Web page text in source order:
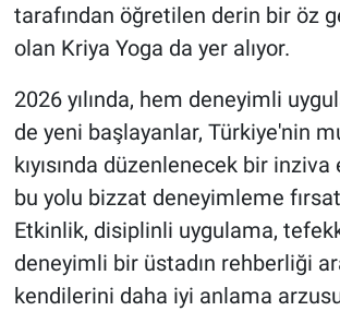
tarafından öğretilen derin bir öz
olan Kriya Yoga da yer alıyor.
2026 yılında, hem deneyimli
de yeni başlayanlar, Türkiye'nin
kıyısında düzenlenecek bir
bu yolu bizzat deneyimleme
Etkinlik, disiplinli uygulama,
deneyimli bir üstadın rehberliği
kendilerini daha iyi anlama
Bilim, Teknoloji